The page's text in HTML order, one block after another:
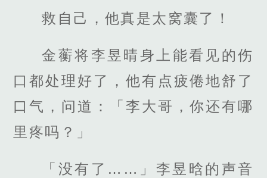
救自己，他真是太窝囊了！
金蘅将李昱晴身上能看见的伤
口都处理好了，他有点疲倦地舒了
口气，问道：「李大哥，你还有哪
里疼吗？」
「没有了……」李昱晗的声音